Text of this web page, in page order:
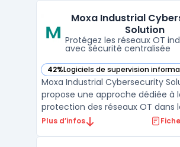
Moxa Industrial
Solution
Protégez les réseaux OT
avec sécurité centralisée
42%Logiciels de supervision
— voir Moxa Industrial
Moxa Industrial Cybersecurity
propose une approche dédiée à
protection des réseaux OT dans
environnements industriels, en
Plus d’infos